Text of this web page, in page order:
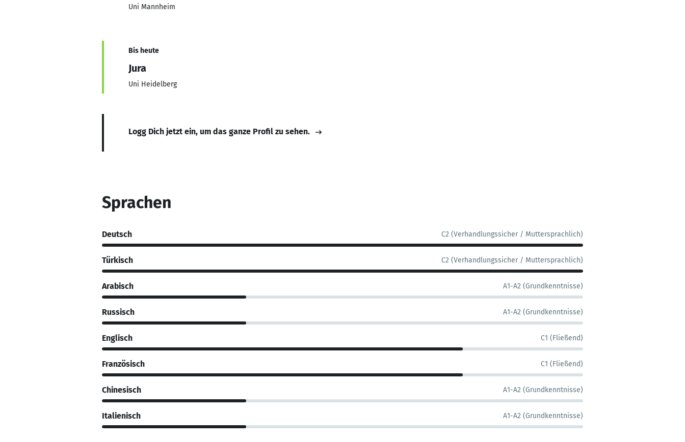
Uni Mannheim
Bis heute
Jura
Uni Heidelberg
Logg Dich jetzt ein, um das ganze Profil zu sehen.
Sprachen
Deutsch C2 (Verhandlungssicher / Muttersprachlich)
Türkisch C2 (Verhandlungssicher / Muttersprachlich)
Arabisch A1-A2 (Grundkenntnisse)
Russisch A1-A2 (Grundkenntnisse)
Englisch C1 (Fließend)
Französisch C1 (Fließend)
Chinesisch A1-A2 (Grundkenntnisse)
Italienisch A1-A2 (Grundkenntnisse)